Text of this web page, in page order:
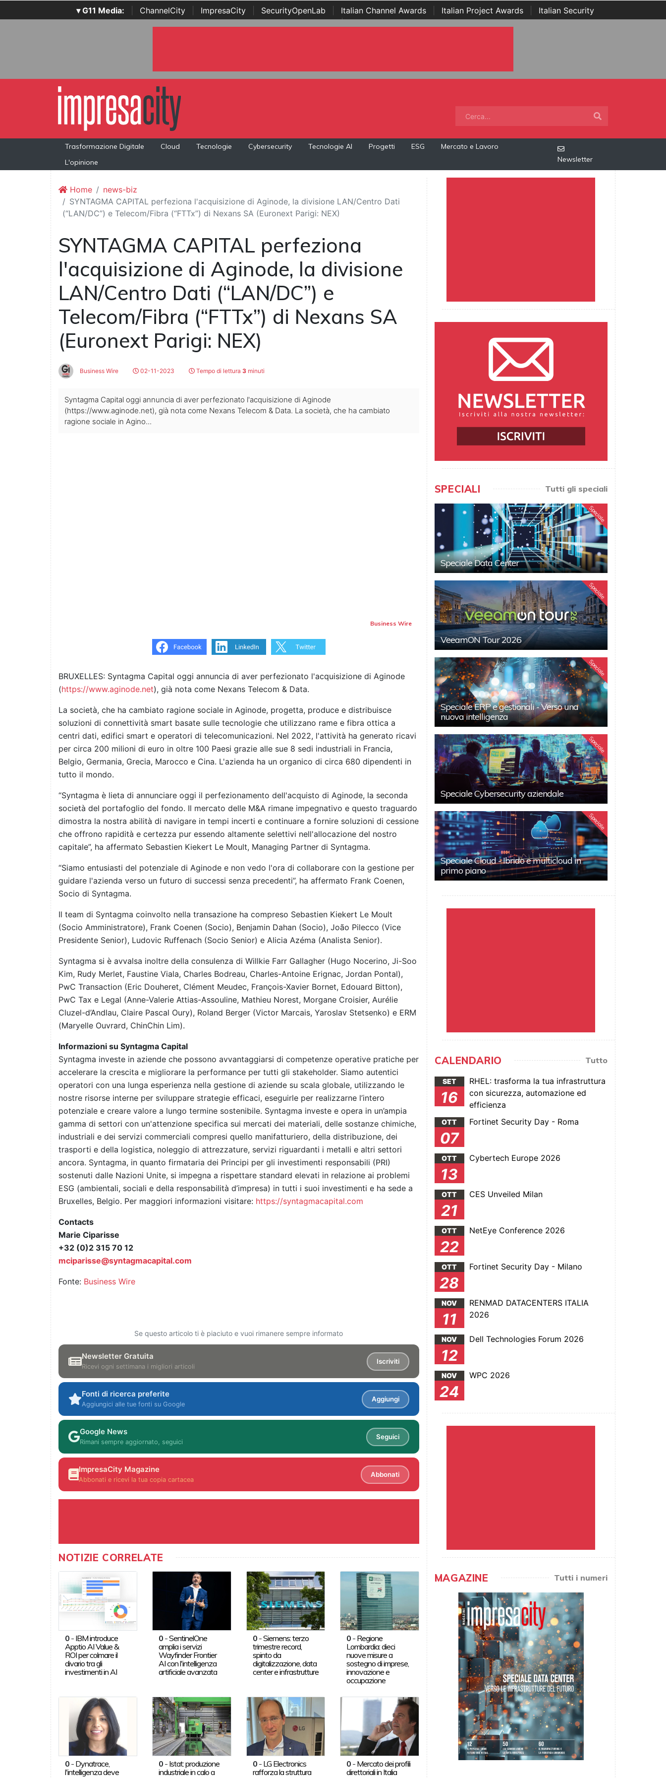
▾ G11 Media: ChannelCity ImpresaCity SecurityOpenLab Italian Channel Awards Italian Project Awards
Italian Security
Awards | ...
Trasformazione Digitale Cloud Tecnologie Cybersecurity Tecnologie AI Progetti ESG
Mercato e Lavoro
L'opinione
Newsletter
Home
news-biz
SYNTAGMA CAPITAL perfeziona l'acquisizione di Aginode, la divisione LAN/Centro Dati
(“LAN/DC”) e Telecom/Fibra (“FTTx”) di Nexans SA (Euronext Parigi: NEX)
SYNTAGMA CAPITAL perfeziona
l'acquisizione di Aginode, la divisione
LAN/Centro Dati (“LAN/DC”) e
Telecom/Fibra (“FTTx”) di Nexans SA
(Euronext Parigi: NEX)
Business Wire 02-11-2023 Tempo di lettura 3 minuti
Syntagma Capital oggi annuncia di aver perfezionato l'acquisizione di Aginode
(https://www.aginode.net), già nota come Nexans Telecom & Data. La società, che ha cambiato
ragione sociale in Agino...
Business Wire
BRUXELLES: Syntagma Capital oggi annuncia di aver perfezionato l'acquisizione di Aginode
(https://www.aginode.net), già nota come Nexans Telecom & Data.
La società, che ha cambiato ragione sociale in Aginode, progetta, produce e distribuisce
soluzioni di connettività smart basate sulle tecnologie che utilizzano rame e fibra ottica a
centri dati, edifici smart e operatori di telecomunicazioni. Nel 2022, l'attività ha generato ricavi
per circa 200 milioni di euro in oltre 100 Paesi grazie alle sue 8 sedi industriali in Francia,
Belgio, Germania, Grecia, Marocco e Cina. L'azienda ha un organico di circa 680 dipendenti in
tutto il mondo.
“Syntagma è lieta di annunciare oggi il perfezionamento dell'acquisto di Aginode, la seconda
società del portafoglio del fondo. Il mercato delle M&A rimane impegnativo e questo traguardo
dimostra la nostra abilità di navigare in tempi incerti e continuare a fornire soluzioni di cessione
che offrono rapidità e certezza pur essendo altamente selettivi nell'allocazione del nostro
capitale”, ha affermato Sebastien Kiekert Le Moult, Managing Partner di Syntagma.
“Siamo entusiasti del potenziale di Aginode e non vedo l'ora di collaborare con la gestione per
guidare l'azienda verso un futuro di successi senza precedenti”, ha affermato Frank Coenen,
Socio di Syntagma.
Il team di Syntagma coinvolto nella transazione ha compreso Sebastien Kiekert Le Moult
(Socio Amministratore), Frank Coenen (Socio), Benjamin Dahan (Socio), João Pilecco (Vice
Presidente Senior), Ludovic Ruffenach (Socio Senior) e Alicia Azéma (Analista Senior).
Syntagma si è avvalsa inoltre della consulenza di Willkie Farr Gallagher (Hugo Nocerino, Ji-Soo
Kim, Rudy Merlet, Faustine Viala, Charles Bodreau, Charles-Antoine Erignac, Jordan Pontal),
PwC Transaction (Eric Douheret, Clément Meudec, François-Xavier Bornet, Edouard Bitton),
PwC Tax e Legal (Anne-Valerie Attias-Assouline, Mathieu Norest, Morgane Croisier, Aurélie
Cluzel-d’Andlau, Claire Pascal Oury), Roland Berger (Victor Marcais, Yaroslav Stetsenko) e ERM
(Maryelle Ouvrard, ChinChin Lim).
Informazioni su Syntagma Capital
Syntagma investe in aziende che possono avvantaggiarsi di competenze operative pratiche per
accelerare la crescita e migliorare la performance per tutti gli stakeholder. Siamo autentici
operatori con una lunga esperienza nella gestione di aziende su scala globale, utilizzando le
nostre risorse interne per sviluppare strategie efficaci, eseguirle per realizzarne l’intero
potenziale e creare valore a lungo termine sostenibile. Syntagma investe e opera in un’ampia
gamma di settori con un'attenzione specifica sui mercati dei materiali, delle sostanze chimiche,
industriali e dei servizi commerciali compresi quello manifatturiero, della distribuzione, dei
trasporti e della logistica, noleggio di attrezzature, servizi riguardanti i metalli e altri settori
ancora. Syntagma, in quanto firmataria dei Principi per gli investimenti responsabili (PRI)
sostenuti dalle Nazioni Unite, si impegna a rispettare standard elevati in relazione ai problemi
ESG (ambientali, sociali e della responsabilità d’impresa) in tutti i suoi investimenti e ha sede a
Bruxelles, Belgio. Per maggiori informazioni visitare: https://syntagmacapital.com
Contacts
Marie Ciparisse
+32 (0)2 315 70 12
mciparisse@syntagmacapital.com
Fonte: Business Wire
Se questo articolo ti è piaciuto e vuoi rimanere sempre informato
Newsletter Gratuita
Ricevi ogni settimana i migliori articoli
Iscriviti
Fonti di ricerca preferite
Aggiungici alle tue fonti su Google
Aggiungi
Google News
Rimani sempre aggiornato, seguici
Seguici
ImpresaCity Magazine
Abbonati e ricevi la tua copia cartacea
Abbonati
NOTIZIE CORRELATE
0- IBM introduce
Apptio AI Value &
ROI per colmare il
divario tra gli
investimenti in AI
0 -SentinelOne
amplia i servizi
Wayfinder Frontier
AI con l'intelligenza
artificiale avanzata
0-Siemens: terzo
trimestre record,
spinto da
digitalizzazione, data
center e infrastrutture
0 - Regione
Lombardia: dieci
nuove misure a
sostegno di imprese,
innovazione e
occupazione
0- Dynatrace,
l'intelligenza deve
0 - Istat: produzione
industriale in calo a
0- LG Electronics
rafforza la struttura
0 - Mercato dei profili
direttoriali in Italia
SPECIALI Tutti gli speciali
Speciale
Speciale Data Center
Speciale
VeeamON Tour 2026
Speciale
Speciale ERP e gestionali - Verso una
nuova intelligenza
Speciale
Speciale Cybersecurity aziendale
Speciale
Speciale Cloud - Ibrido e multicloud in
primo piano
CALENDARIO Tutto
SET
16
RHEL: trasforma la tua infrastruttura
con sicurezza, automazione ed
efficienza
OTT
07
Fortinet Security Day - Roma
OTT
13
Cybertech Europe 2026
OTT
21
CES Unveiled Milan
OTT
22
NetEye Conference 2026
OTT
28
Fortinet Security Day - Milano
NOV
11
RENMAD DATACENTERS ITALIA
2026
NOV
12
Dell Technologies Forum 2026
NOV
24
WPC 2026
MAGAZINE Tutti i numeri